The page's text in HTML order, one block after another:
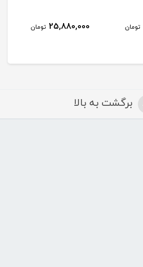
تومان 25,880,000 تومان
برگشت به بالا